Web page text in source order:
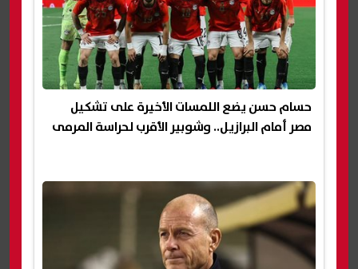
حسام حسن يضع اللمسات الأخيرة على تشكيل
مصر أمام البرازيل.. وشوبير الأقرب لحراسة المرمى